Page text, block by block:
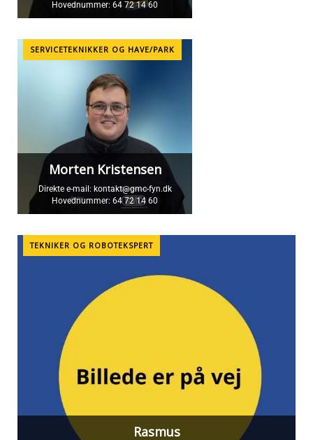
Hovednummer: 64 72 14 60
SERVICETEKNIKKER OG HAVE/PARK
Direkte e-mail: kontakt@gmc-fyn.dk
Hovednummer: 64 72 14 60
Morten Kristensen
TEKNIKER OG ROBOTEKSPERT
Rasmus